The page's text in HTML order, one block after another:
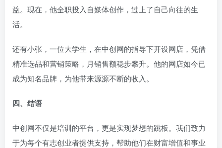
益。现在，他全职投入自媒体创作，过上了自己向往的生
活。
还有小张，一位大学生，在中创网的指导下开设网店，凭借
精准选品和营销策略，月销售额稳步攀升。他的网店如今已
成为知名品牌，为他带来源源不断的收入。
四、结语
中创网不仅是培训的平台，更是实现梦想的跳板。我们致力
于为每个有志创业者提供支持，帮助他们在财富增值和事业